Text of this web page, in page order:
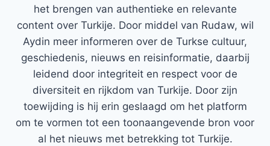
het brengen van authentieke en relevante
content over Turkije. Door middel van Rudaw, wil
Aydin meer informeren over de Turkse cultuur,
geschiedenis, nieuws en reisinformatie, daarbij
leidend door integriteit en respect voor de
diversiteit en rijkdom van Turkije. Door zijn
toewijding is hij erin geslaagd om het platform
om te vormen tot een toonaangevende bron voor
al het nieuws met betrekking tot Turkije.